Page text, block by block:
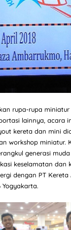
rupa-rupa
lainnya, acara
kereta dan mini
workshop miniatur.
generasi
keselamatan dan
dengan PT Kereta
Yogyakarta.